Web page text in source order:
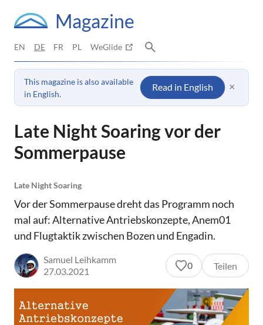
Magazine
EN DE FR PL WeGlide
This magazine is also available
in English.
Read in English ×
Late Night Soaring vor der
Sommerpause
Late Night Soaring
Vor der Sommerpause dreht das Programm noch
mal auf: Alternative Antriebskonzepte, Anem01
und Flugtaktik zwischen Bozen und Engadin.
Samuel Leihkamm
27.03.2021
0 Teilen